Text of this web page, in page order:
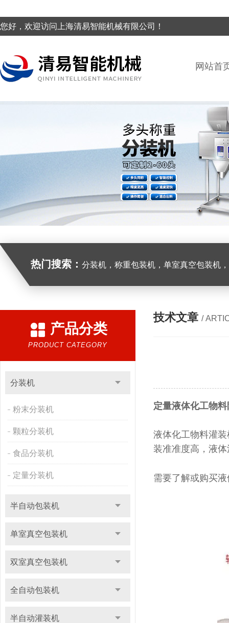
您好，欢迎访问上海清易智能机械有限公司！
网站首
热门搜索： 分装机，称重包装机，单室真空包装机，双室真
产品分类
PRODUCT CATEGORY
分装机
粉末分装机
颗粒分装机
食品分装机
定量分装机
半自动包装机
单室真空包装机
双室真空包装机
全自动包装机
半自动灌装机
技术文章 /
定量液体化工物
液体化工物料灌装
装准准度高，液
需要了解或购买